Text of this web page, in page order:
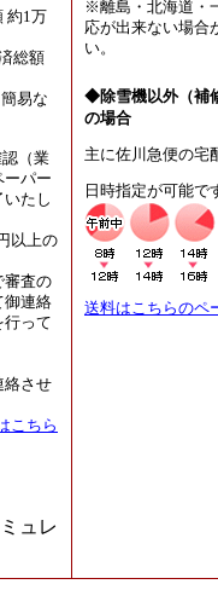
約1万
総額
易な
（業
ーパー
たし
以上の
審査の
御連絡
行って
絡させ
こちら
ュレ
※離島・北海道・
応が出来ない場合
い。
◆除雪機以外（補
の場合
主に佐川急便の宅
日時指定が可能で
送料はこちらのペ